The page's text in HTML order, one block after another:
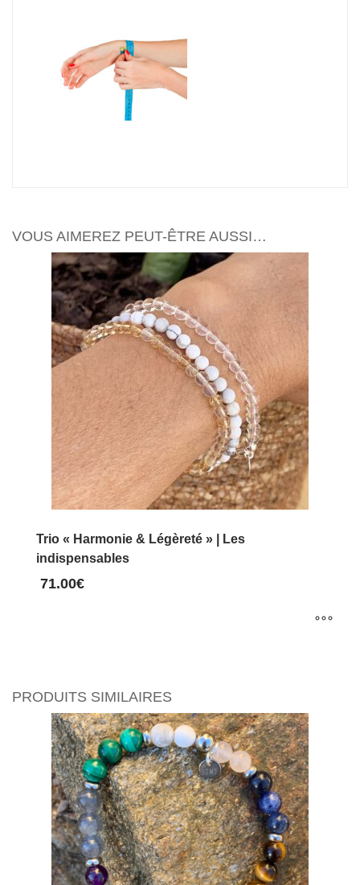
VOUS AIMEREZ PEUT-ÊTRE AUSSI…
Trio « Harmonie & Légèreté » | Les
indispensables
71.00€
a
plusieurs
variations.
peuvent
choisies
PRODUITS SIMILAIRES